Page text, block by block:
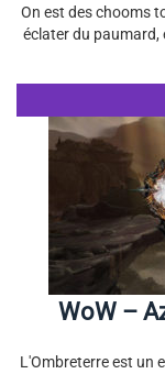
On est des chooms
éclater du paumard,
WoW –
L'Ombreterre est un